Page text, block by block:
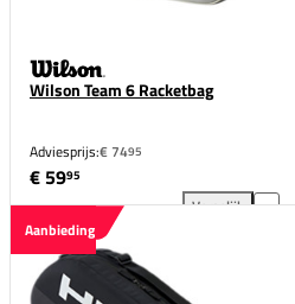
Wilson Team 6 Racketbag
Adviesprijs:€ 7495
€ 5995
Vergelijk
Wilson
Aanbieding